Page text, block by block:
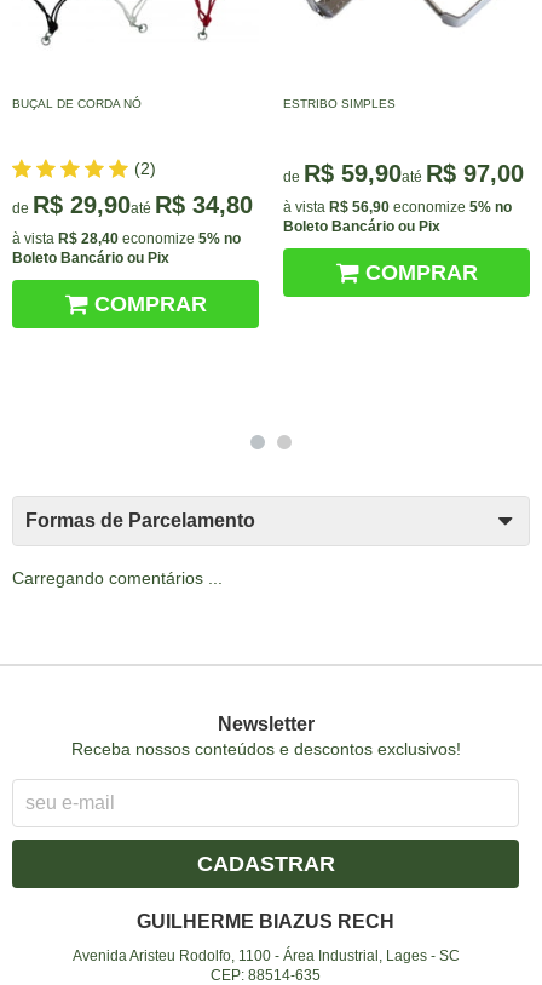
BUÇAL DE CORDA NÓ
(2)
de R$ 29,90até R$ 34,80
à vista R$ 28,40 economize 5% no
Boleto Bancário ou Pix
COMPRAR
ESTRIBO SIMPLES
de R$ 59,90até R$ 97,00
à vista R$ 56,90 economize 5% no
Boleto Bancário ou Pix
COMPRAR
Formas de Parcelamento
Carregando comentários ...
Newsletter
Receba nossos conteúdos e descontos exclusivos!
CADASTRAR
GUILHERME BIAZUS RECH
Avenida Aristeu Rodolfo, 1100- Área Industrial, Lages- SC
CEP: 88514-635